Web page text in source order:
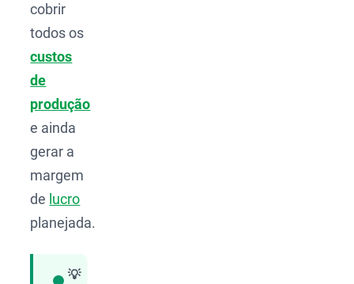
cobrir
todos os
custos
de
produção
e ainda
gerar a
margem
de lucro
planejada.
💡